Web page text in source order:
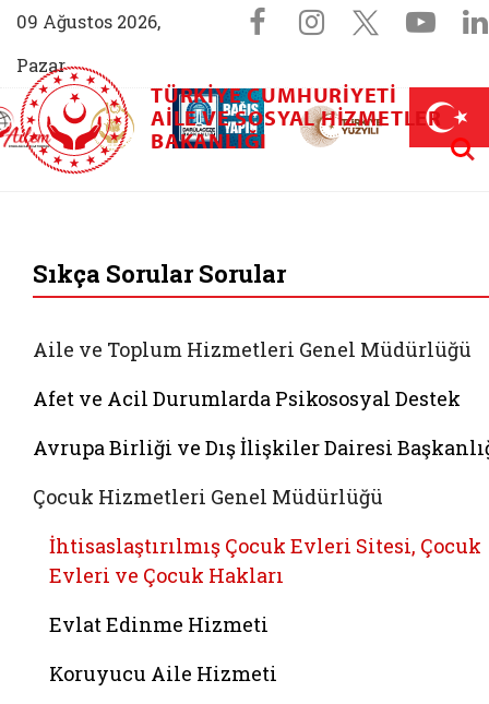
09 Ağustos 2026,
Pazar
Sosyal
Facebook
Instagram
X
Aile (yeni sekmede açılır)
AİLEM İletişim Merkezi (yeni sekmede açılır)
Aile ve Nüfus On Yılı (yeni sekmede açılır)
Darülaceze bağış sayfası (yeni
TÜRKIYE CUMHURIYETI
AILE VE SOSYAL HIZMETLER
BAKANLIĞI
Sıkça Sorular Sorular
Aile ve Toplum Hizmetleri Genel Müdürlüğü
Afet ve Acil Durumlarda Psikososyal Destek
Avrupa Birliği ve Dış İlişkiler Dairesi
Çocuk Hizmetleri Genel Müdürlüğü
İhtisaslaştırılmış Çocuk Evleri Sitesi, Çocuk
Evleri ve Çocuk Hakları
Evlat Edinme Hizmeti
Koruyucu Aile Hizmeti